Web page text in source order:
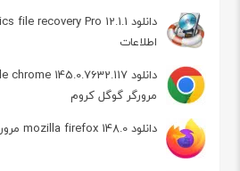
اطلاعات
مرورگر گوگل کروم
دانلود mozilla firefox 148.0 مرورگر موزیلا فایرفاکس